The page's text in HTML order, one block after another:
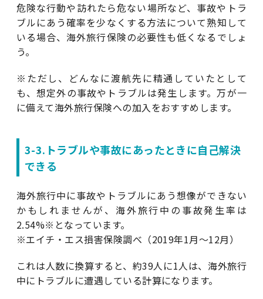
危険な行動や訪れたら危ない場所など、事故やトラ
ブルにあう確率を少なくする方法について熟知して
いる場合、海外旅行保険の必要性も低くなるでしょ
う。
※ただし、どんなに渡航先に精通していたとして
も、想定外の事故やトラブルは発生します。万が一
に備えて海外旅行保険への加入をおすすめします。
3-3.トラブルや事故にあったときに自己解決
できる
海外旅行中に事故やトラブルにあう想像ができない
かもしれませんが、海外旅行中の事故発生率は
2.54%※となっています。
※エイチ・エス損害保険調べ（2019年1月～12月）
これは人数に換算すると、約39人に1人は、海外旅行
中にトラブルに遭遇している計算になります。